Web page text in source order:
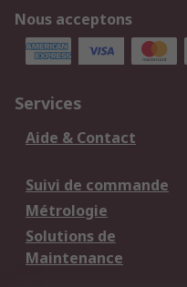
Nous acceptons
Services
Aide & Contact
Suivi de commande
Métrologie
Solutions de
Maintenance